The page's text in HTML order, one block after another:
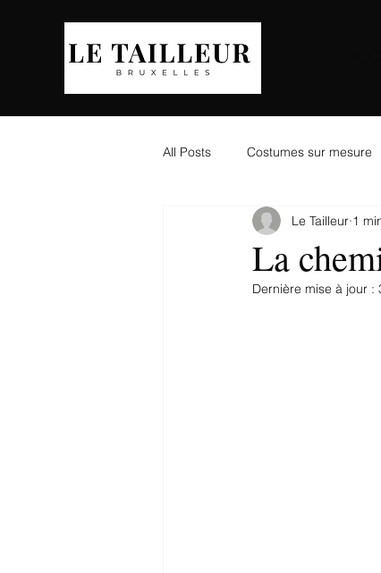
All Posts Costumes sur mesure
La
Le Tailleur 1
Dernière mise à jour :